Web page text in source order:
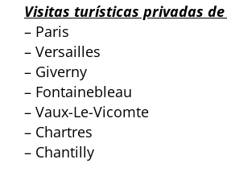
Visitas turísticas privadas
– Paris
– Versailles
– Giverny
– Fontainebleau
– Vaux-Le-Vicomte
– Chartres
– Chantilly